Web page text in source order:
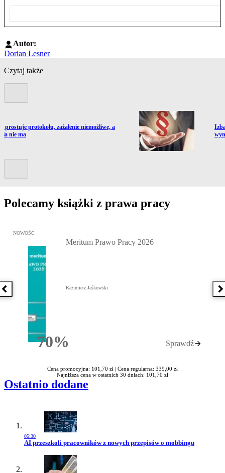
Autor:
Dorian Lesner
Czytaj także
do artykułu:
prostuje protokołu, zażalenie niemożliwe, a
nie ma
Polecamy książki z prawa pracy
Poprzednia książka
Przejdź do: Meritum Prawo Pracy 2026, Kazimierz Jaśkowski -
NOWOŚĆ
70%Rabatu
Meritum Prawo Pracy 2026
Kazimierz Jaśkowski
Sprawdź
Cena promocyjna: 101,70 zł | Cena regularna: 339,00 zł
Najniższa cena w ostatnich 30 dniach: 101,70 zł
Ostatnio dodane
05:30
Przejdź do artykułu:
AI przeszkoli pracowników z nowych przepisów o mobbingu